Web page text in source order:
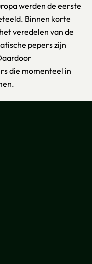
werden de eerste
Binnen korte
veredelen van de
pepers zijn
die momenteel in